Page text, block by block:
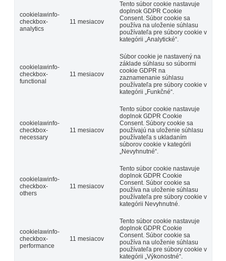
cookielawinfo-
checkbox-
analytics
11 mesiacov
Tento súbor cookie nastavuje
doplnok GDPR Cookie
Consent. Súbor cookie sa
používa na uloženie súhlasu
používateľa pre súbory cookie v
kategórii „Analytické“.
cookielawinfo-
checkbox-
functional
11 mesiacov
Súbor cookie je nastavený na
základe súhlasu so súbormi
cookie GDPR na
zaznamenanie súhlasu
používateľa pre súbory cookie v
kategórii „Funkčné“.
cookielawinfo-
checkbox-
necessary
11 mesiacov
Tento súbor cookie nastavuje
doplnok GDPR Cookie
Consent. Súbory cookie sa
používajú na uloženie súhlasu
používateľa s ukladaním
súborov cookie v kategórii
„Nevyhnutné“.
cookielawinfo-
checkbox-
others
11 mesiacov
Tento súbor cookie nastavuje
doplnok GDPR Cookie
Consent. Súbor cookie sa
používa na uloženie súhlasu
používateľa pre súbory cookie v
kategórii Nevyhnutné.
cookielawinfo-
checkbox-
performance
11 mesiacov
Tento súbor cookie nastavuje
doplnok GDPR Cookie
Consent. Súbor cookie sa
používa na uloženie súhlasu
používateľa pre súbory cookie v
kategórii „Výkonostné“.